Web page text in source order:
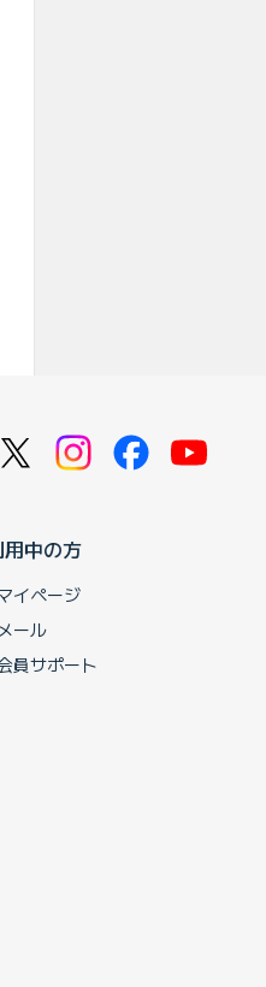
用中の方
イページ
メール
員サポート